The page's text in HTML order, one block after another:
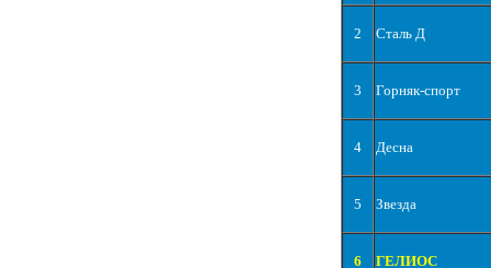
2 Сталь Д
3 Горняк-спорт
4 Десна
5 Звезда
6 ГЕЛИОС